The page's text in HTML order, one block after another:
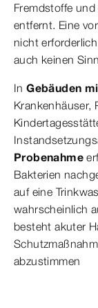
Fremdstoffe
entfernt. Eine
nicht
auch keinen
InGebäuden
Krankenhäuser,
Probenahme
Bakterien
auf eine
wahrscheinlich
besteht akuter
abzustimmen